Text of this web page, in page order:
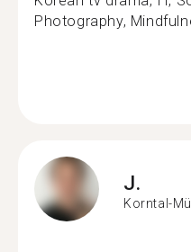
Photography,
J.
Korntal-